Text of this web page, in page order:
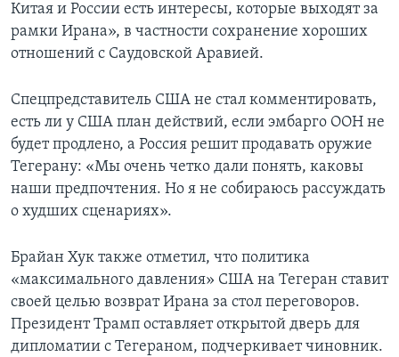
Китая и России есть интересы, которые выходят за
рамки Ирана», в частности сохранение хороших
отношений с Саудовской Аравией.
Спецпредставитель США не стал комментировать,
есть ли у США план действий, если эмбарго ООН не
будет продлено, а Россия решит продавать оружие
Тегерану: «Мы очень четко дали понять, каковы
наши предпочтения. Но я не собираюсь рассуждать
о худших сценариях».
Брайан Хук также отметил, что политика
«максимального давления» США на Тегеран ставит
своей целью возврат Ирана за стол переговоров.
Президент Трамп оставляет открытой дверь для
дипломатии c Тегераном, подчеркивает чиновник.